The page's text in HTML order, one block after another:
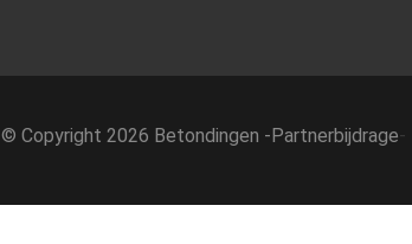
© Copyright 2026 Betondingen -Partnerbijdrage-